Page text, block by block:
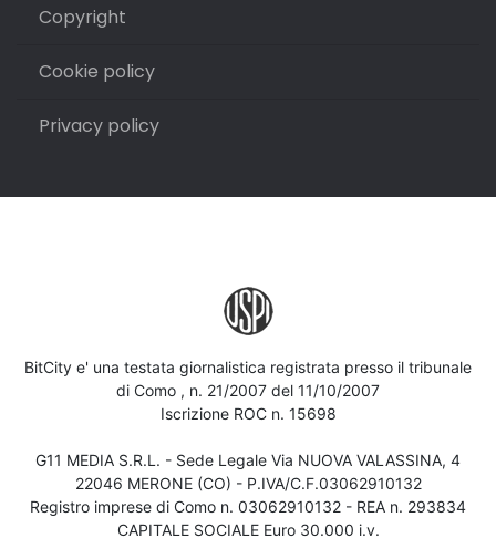
Copyright
Cookie policy
Privacy policy
BitCity e' una testata giornalistica registrata presso il tribunale
di Como , n. 21/2007 del 11/10/2007
Iscrizione ROC n. 15698
G11 MEDIA S.R.L. - Sede Legale Via NUOVA VALASSINA, 4
22046 MERONE (CO) - P.IVA/C.F.03062910132
Registro imprese di Como n. 03062910132 - REA n. 293834
CAPITALE SOCIALE Euro 30.000 i.v.